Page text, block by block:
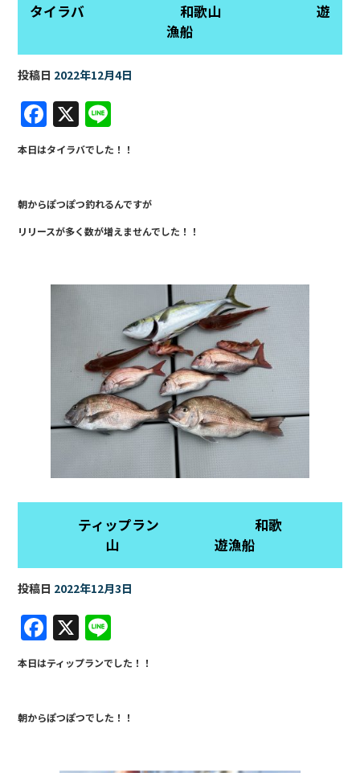
タイラバ 和歌山 遊
漁船
投稿日 2022年12月4日
F
a
c
e
b
o
k
X
n
e
本日はタイラバでした！！
朝からぽつぽつ釣れるんですが
リリースが多く数が増えませんでした！！
ティップラン 和歌
山 遊漁船
投稿日 2022年12月3日
F
a
c
e
b
X
n
e
本日はティップランでした！！
朝からぽつぽつでした！！